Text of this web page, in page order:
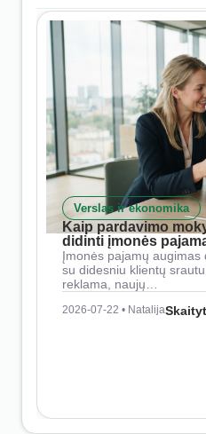
Verslas ir ekonomika
Kaip pardavimo
didinti įmonės
Įmonės pajamų augimas
su didesniu klientų
reklama, naujų…
2026-07-22 • Natalija